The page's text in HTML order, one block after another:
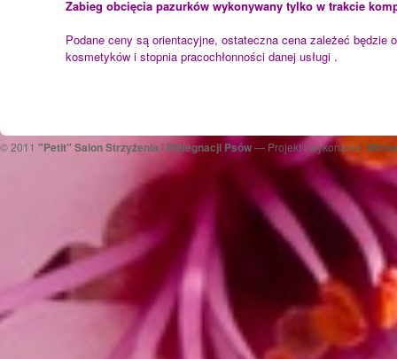
Zabieg obcięcia pazurków wykonywany tylko w trakcie
Podane ceny są orientacyjne, ostateczna cena zależeć
kosmetyków i stopnia
© 2011 "Petit" Salon Strzyżenia i Pielegnacji Psów— Projekt i wykonanie: